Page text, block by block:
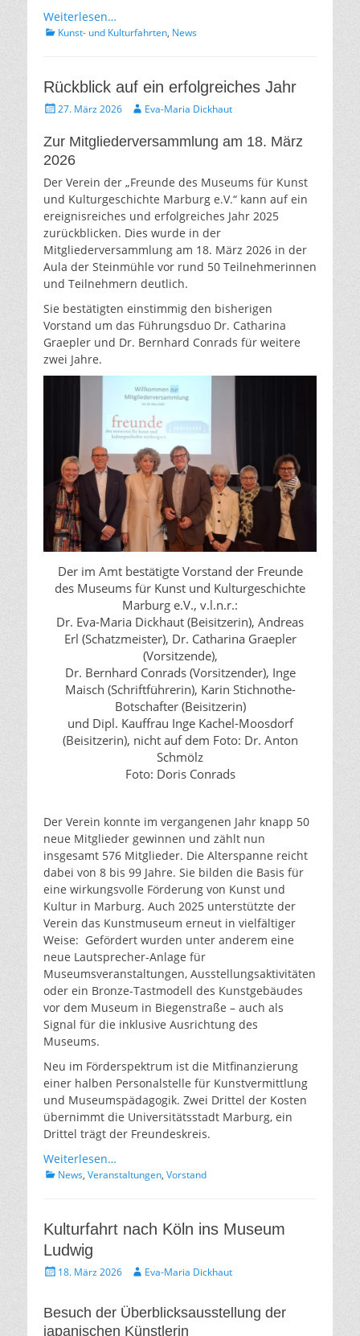
Weiterlesen…
Kategorien
Kunst- und Kulturfahrten, News
Rückblick auf ein erfolgreiches Jahr
Gepostet
27. März 2026 AutorEva-Maria Dickhaut
Zur Mitgliederversammlung am 18. März
2026
Der Verein der „Freunde des Museums für Kunst
und Kulturgeschichte Marburg e.V.“ kann auf ein
ereignisreiches und erfolgreiches Jahr 2025
zurückblicken. Dies wurde in der
Mitgliederversammlung am 18. März 2026 in der
Aula der Steinmühle vor rund 50 Teilnehmerinnen
und Teilnehmern deutlich.
Sie bestätigten einstimmig den bisherigen
Vorstand um das Führungsduo Dr. Catharina
Graepler und Dr. Bernhard Conrads für weitere
zwei Jahre.
Der im Amt bestätigte Vorstand der Freunde
des Museums für Kunst und Kulturgeschichte
Marburg e.V., v.l.n.r.:
Dr. Eva-Maria Dickhaut (Beisitzerin), Andreas
Erl (Schatzmeister), Dr. Catharina Graepler
(Vorsitzende),
Dr. Bernhard Conrads (Vorsitzender), Inge
Maisch (Schriftführerin), Karin Stichnothe-
Botschafter (Beisitzerin)
und Dipl. Kauffrau Inge Kachel-Moosdorf
(Beisitzerin), nicht auf dem Foto: Dr. Anton
Schmölz
Foto: Doris Conrads
Der Verein konnte im vergangenen Jahr knapp 50
neue Mitglieder gewinnen und zählt nun
insgesamt 576 Mitglieder. Die Alterspanne reicht
dabei von 8 bis 99 Jahre. Sie bilden die Basis für
eine wirkungsvolle Förderung von Kunst und
Kultur in Marburg. Auch 2025 unterstützte der
Verein das Kunstmuseum erneut in vielfältiger
Weise: Gefördert wurden unter anderem eine
neue Lautsprecher-Anlage für
Museumsveranstaltungen, Ausstellungsaktivitäten
oder ein Bronze-Tastmodell des Kunstgebäudes
vor dem Museum in Biegenstraße – auch als
Signal für die inklusive Ausrichtung des
Museums.
Neu im Förderspektrum ist die Mitfinanzierung
einer halben Personalstelle für Kunstvermittlung
und Museumspädagogik. Zwei Drittel der Kosten
übernimmt die Universitätsstadt Marburg, ein
Drittel trägt der Freundeskreis.
Weiterlesen…
Kategorien
News, Veranstaltungen, Vorstand
Kulturfahrt nach Köln ins Museum
Ludwig
Gepostet
18. März 2026 AutorEva-Maria Dickhaut
Besuch der Überblicksausstellung der
japanischen Künstlerin